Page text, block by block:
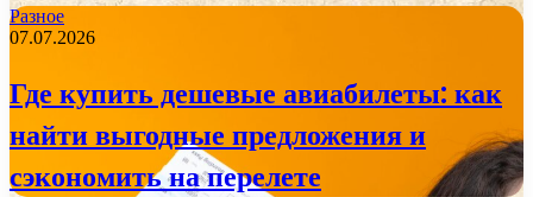
Разное
07.07.2026
Где купить дешевые авиабилеты: как
найти выгодные предложения и
сэкономить на перелете